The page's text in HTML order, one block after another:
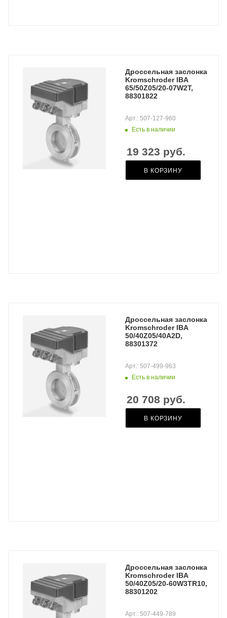
Дроссельная заслонка
Kromschroder IBA
65/50Z05/20-07W2T,
88301822
Есть в наличии
Арт.: 507-127-960
19 323 руб.
В КОРЗИНУ
Дроссельная заслонка
Kromschroder IBA
50/40Z05/40A2D,
88301372
Есть в наличии
Арт.: 507-499-963
20 708 руб.
В КОРЗИНУ
Дроссельная заслонка
Kromschroder IBA
50/40Z05/20-60W3TR10,
88301202
Арт.: 507-449-789